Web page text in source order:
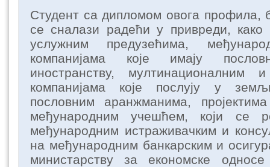
Студент са дипломом овога профила,
се сналази радећи у привреди, како
услужним предузећима,
компанијама које имају
иностранству, мултинационалним
компанијама које послују у
пословним аранжманима,
међународним учешћем, који се
међународним истраживачким и
на међународним банкарским и
министарству за економске